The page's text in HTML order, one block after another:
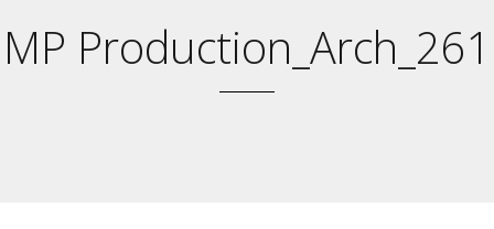
MP Production_Arch_261